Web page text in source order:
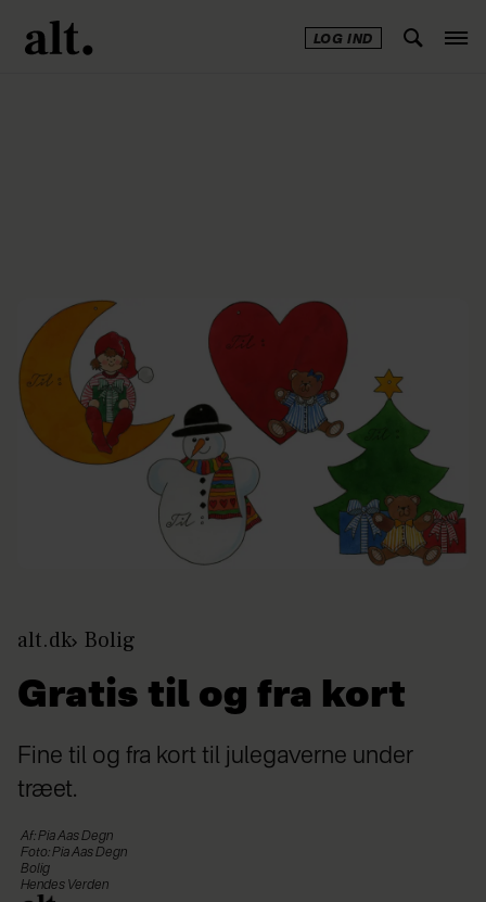
LOG IND
alt.dk Bolig
Gratis til og fra kort
Fine til og fra kort til julegaverne under
træet.
Af: Pia Aas Degn
Foto: Pia Aas Degn
Bolig
Hendes Verden